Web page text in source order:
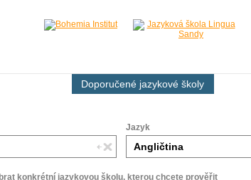
Doporučené jazykové školy
Jazyk
konkrétní jazykovou školu, kterou chcete prověřit